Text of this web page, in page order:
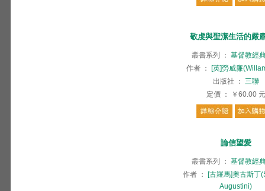
敬虔與聖潔生活的嚴
叢書系列 ： 基督教經
作者 ：
[英]勞威廉
出版社
： 三聯
定價 ： ￥60.00 元
論信望愛
叢書系列 ： 基督教經
作者 ：
[古羅馬]奧古斯丁
Augustini)